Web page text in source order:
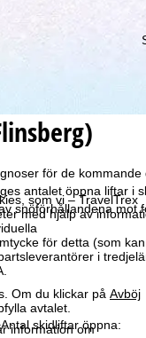
som vi – TravelTrex
med hjälp av
för detta (som kan
i
Om du klickar på Avböj
avtalet.
information om
för de
antalet öppna liftar i
snöförhållandena mot
Antal skidliftar öppna: